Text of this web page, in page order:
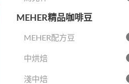
MEHER精品咖啡豆
MEHER配方豆
中烘焙
淺中焙